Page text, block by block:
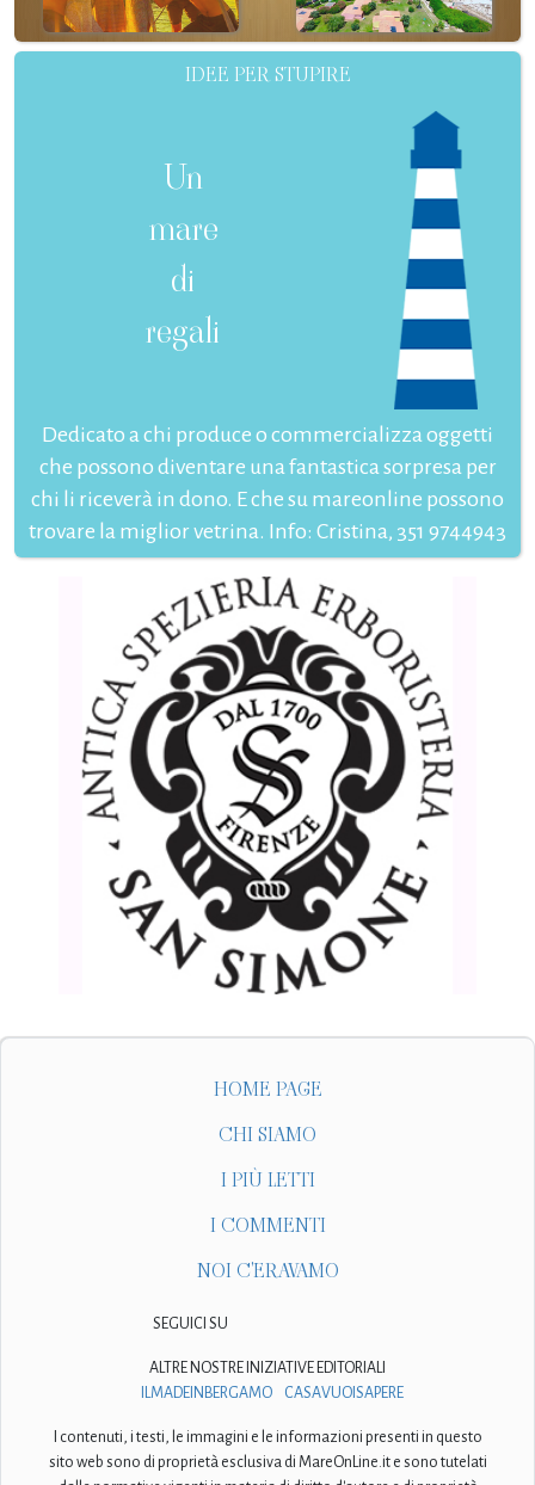
IDEE PER STUPIRE
Un
mare
di
regali
Dedicato a chi produce o commercializza oggetti
che possono diventare una fantastica sorpresa per
chi li riceverà in dono. E che su mareonline possono
trovare la miglior vetrina. Info: Cristina, 351 9744943
HOME PAGE
CHI SIAMO
I PIÙ LETTI
I COMMENTI
NOI C'ERAVAMO
SEGUICI SU
ALTRE NOSTRE INIZIATIVE EDITORIALI
ILMADEINBERGAMO
CASAVUOISAPERE
I contenuti, i testi, le immagini e le informazioni presenti in questo
sito web sono di proprietà esclusiva di MareOnLine.it e sono tutelati